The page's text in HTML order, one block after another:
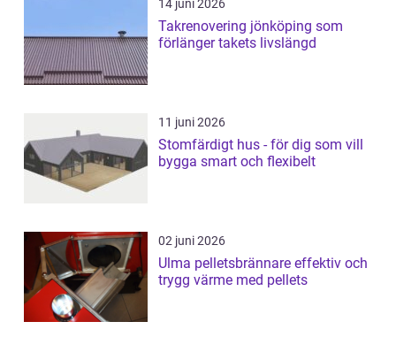
14 juni 2026
Takrenovering jönköping som
förlänger takets livslängd
11 juni 2026
Stomfärdigt hus - för dig som vill
bygga smart och flexibelt
02 juni 2026
Ulma pelletsbrännare effektiv och
trygg värme med pellets